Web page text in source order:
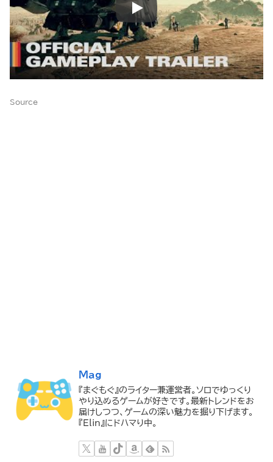
Source
Mag
『まぐもぐ』のライター兼運営者。ソロでゆっくり
やり込めるゲームが好きです。最新トレンドをお
届けしつつ、ゲームの深い魅力を掘り下げます。
『Elin』にドハマり中。